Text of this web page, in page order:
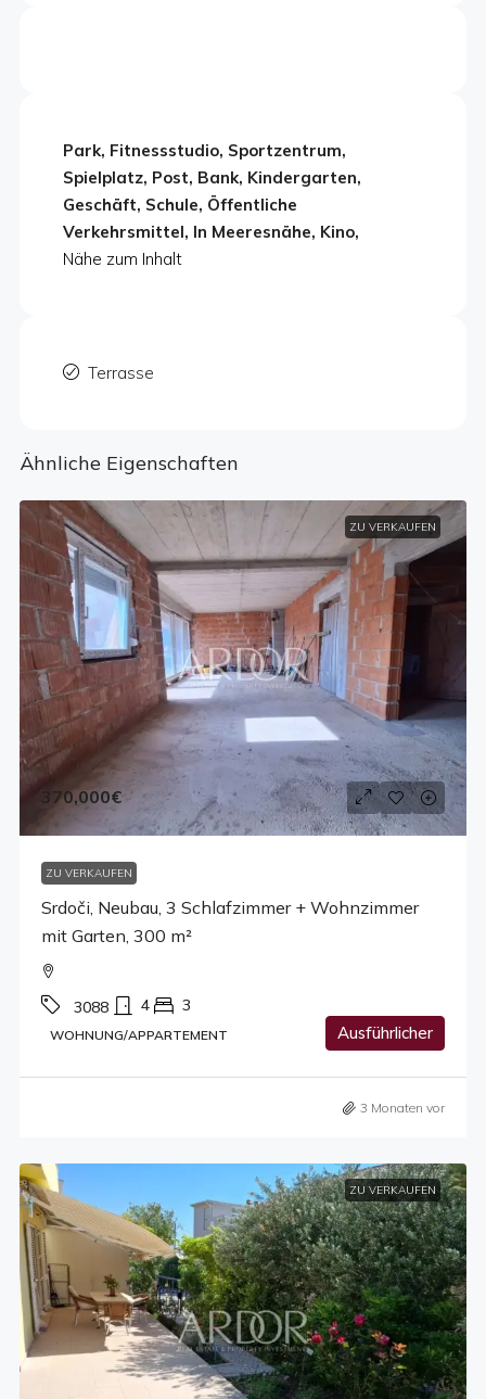
Park, Fitnessstudio, Sportzentrum,
Spielplatz, Post, Bank, Kindergarten,
Geschäft, Schule, Öffentliche
Verkehrsmittel, In Meeresnähe, Kino,
Nähe zum Inhalt
Terrasse
Ähnliche Eigenschaften
ZU VERKAUFEN
370,000€
ZU VERKAUFEN
Srdoči, Neubau, 3 Schlafzimmer + Wohnzimmer
mit Garten, 300 m²
3088 4 3
WOHNUNG/APPARTEMENT Ausführlicher
3 Monaten vor
ZU VERKAUFEN